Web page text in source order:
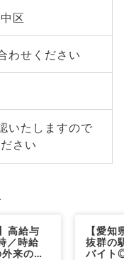
区
わせください
いたしますので
さい
高給与
／時給
来のお
【愛
抜群の
バイト